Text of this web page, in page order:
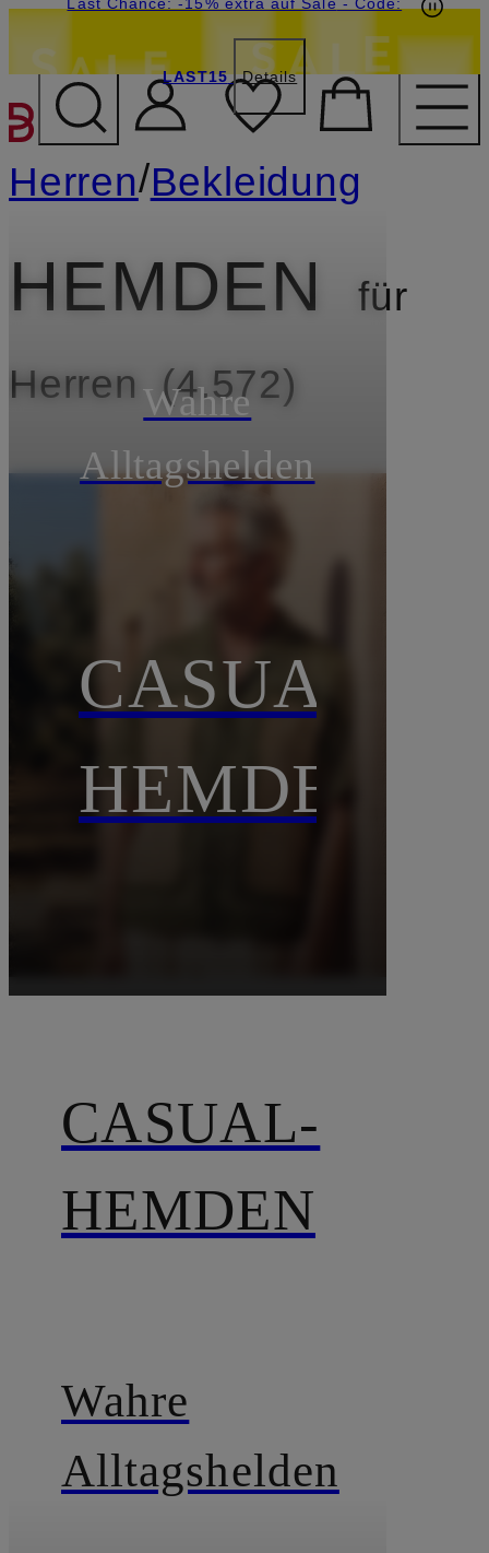
ZUM HAUPTINHALT
LAST15 Details
Herren/Bekleidung
HEMDEN
für
Herren
4.572
Wahre
Alltagshelden
CASUAL-
HEMDEN
CASUAL-
HEMDEN
Wahre
Alltagshelden